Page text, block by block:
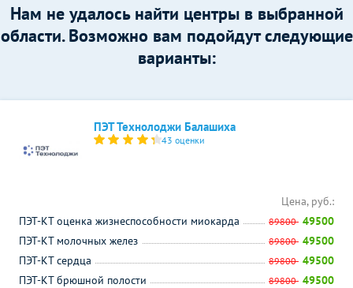
Нам не удалось найти центры в выбранной
области. Возможно вам подойдут следующие
варианты:
ПЭТ Технолоджи Балашиха
43 оценки
Цена, руб.:
ПЭТ-КТ оценка жизнеспособности миокарда
89800 49500
ПЭТ-КТ молочных желез
89800 49500
ПЭТ-КТ сердца
89800 49500
ПЭТ-КТ брюшной полости
89800 49500